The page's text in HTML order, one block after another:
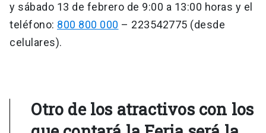
y sábado 13 de febrero de 9:00 a 13:00 horas y el
teléfono: 800 800 000 – 223542775 (desde
celulares).
Otro de los atractivos con los